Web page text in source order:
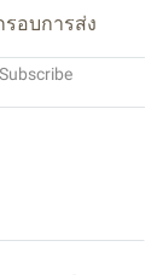
อบการส่ง
Subscribe